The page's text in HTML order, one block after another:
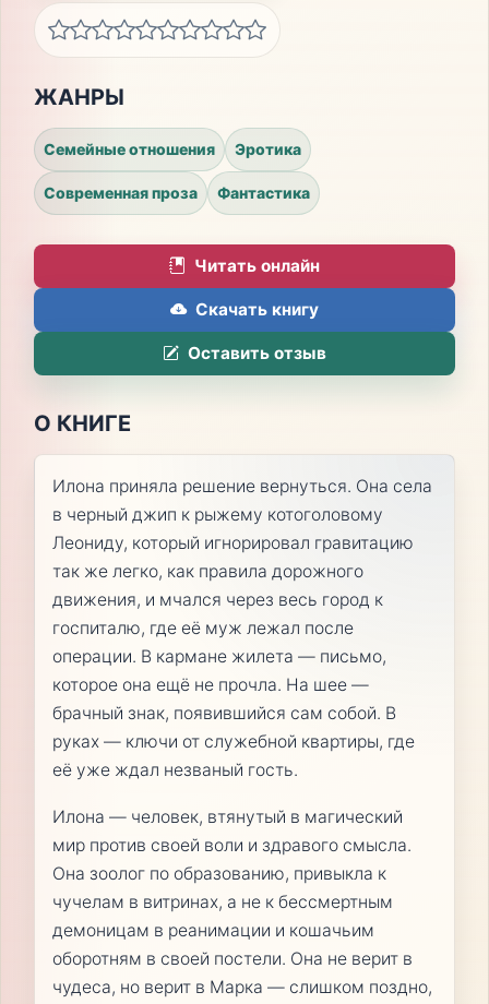
ЖАНРЫ
Семейные отношения Эротика
Современная проза Фантастика
Читать онлайн
Скачать книгу
Оставить отзыв
О КНИГЕ
Илона приняла решение вернуться. Она села
в черный джип к рыжему котоголовому
Леониду, который игнорировал гравитацию
так же легко, как правила дорожного
движения, и мчался через весь город к
госпиталю, где её муж лежал после
операции. В кармане жилета — письмо,
которое она ещё не прочла. На шее —
брачный знак, появившийся сам собой. В
руках — ключи от служебной квартиры, где
её уже ждал незваный гость.
Илона — человек, втянутый в магический
мир против своей воли и здравого смысла.
Она зоолог по образованию, привыкла к
чучелам в витринах, а не к бессмертным
демоницам в реанимации и кошачьим
оборотням в своей постели. Она не верит в
чудеса, но верит в Марка — слишком поздно,